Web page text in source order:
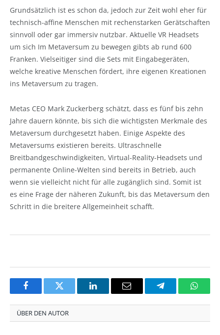
Grundsätzlich ist es schon da, jedoch zur Zeit wohl eher für
technisch-affine Menschen mit rechenstarken Gerätschaften
sinnvoll oder gar immersiv nutzbar. Aktuelle VR Headsets
um sich Im Metaversum zu bewegen gibts ab rund 600
Franken. Vielseitiger sind die Sets mit Eingabegeräten,
welche kreative Menschen fördert, ihre eigenen Kreationen
ins Metaversum zu tragen.
Metas CEO Mark Zuckerberg schätzt, dass es fünf bis zehn
Jahre dauern könnte, bis sich die wichtigsten Merkmale des
Metaversum durchgesetzt haben. Einige Aspekte des
Metaversums existieren bereits. Ultraschnelle
Breitbandgeschwindigkeiten, Virtual-Reality-Headsets und
permanente Online-Welten sind bereits in Betrieb, auch
wenn sie vielleicht nicht für alle zugänglich sind. Somit ist
es eine Frage der näheren Zukunft, bis das Metaversum den
Schritt in die breitere Allgemeinheit schafft.
FacebookTwitter LinkedInEmail Telegram
ÜBER DEN AUTOR